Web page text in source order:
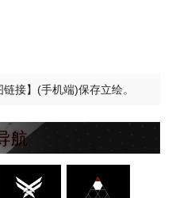
接】(手机端)保存立绘。
航